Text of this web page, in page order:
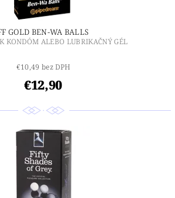
GOLD BEN-WA BALLS
KONDÓM ALEBO LUBRIKAČNÝ GÉL
€10,49 bez DPH
€12,90